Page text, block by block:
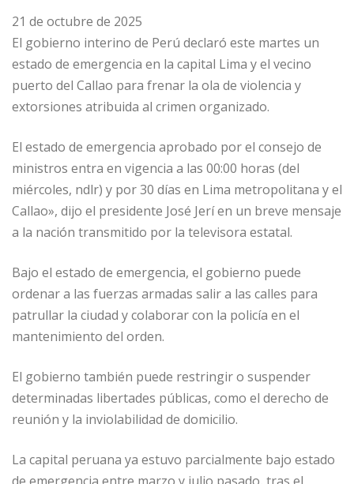
21 de octubre de 2025
El gobierno interino de Perú declaró este martes un
estado de emergencia en la capital Lima y el vecino
puerto del Callao para frenar la ola de violencia y
extorsiones atribuida al crimen organizado.
El estado de emergencia aprobado por el consejo de
ministros entra en vigencia a las 00:00 horas (del
miércoles, ndlr) y por 30 días en Lima metropolitana y el
Callao», dijo el presidente José Jerí en un breve mensaje
a la nación transmitido por la televisora estatal.
Bajo el estado de emergencia, el gobierno puede
ordenar a las fuerzas armadas salir a las calles para
patrullar la ciudad y colaborar con la policía en el
mantenimiento del orden.
El gobierno también puede restringir o suspender
determinadas libertades públicas, como el derecho de
reunión y la inviolabilidad de domicilio.
La capital peruana ya estuvo parcialmente bajo estado